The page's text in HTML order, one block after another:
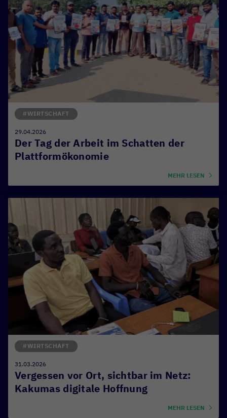
Der Tag der Arbeit im Schatten der
Plattformökonomie
#WIRTSCHAFT
29.04.2026
MEHR LESEN
Vergessen vor Ort, sichtbar im Netz:
Kakumas digitale Hoffnung
#WIRTSCHAFT
31.03.2026
MEHR LESEN